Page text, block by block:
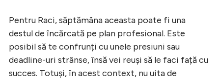
Pentru Raci, săptămâna aceasta poate fi una
destul de încărcată pe plan profesional. Este
posibil să te confrunți cu unele presiuni sau
deadline-uri strânse, însă vei reuși să le faci față cu
succes. Totuși, în acest context, nu uita de